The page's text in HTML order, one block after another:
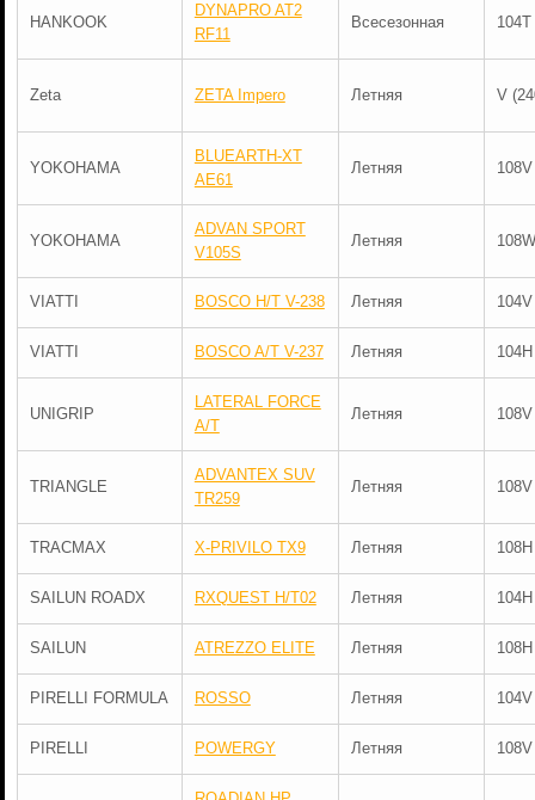
HANKOOK
DYNAPRO AT2
RF11
Всесезонная 104T
Zeta ZETA Impero Летняя V
YOKOHAMA
BLUEARTH-XT
AE61
Летняя 108V
YOKOHAMA
ADVAN SPORT
V105S
Летняя 108W
VIATTI BOSCO H/T V-238 Летняя 104V
VIATTI BOSCO A/T V-237 Летняя 104H
UNIGRIP
LATERAL FORCE
A/T
Летняя 108V
TRIANGLE
ADVANTEX SUV
TR259
Летняя 108V
TRACMAX X-PRIVILO TX9 Летняя 108H
SAILUN ROADX RXQUEST H/T02 Летняя 104H
SAILUN ATREZZO ELITE Летняя 108H
PIRELLI FORMULA ROSSO Летняя 104V
PIRELLI POWERGY Летняя 108V